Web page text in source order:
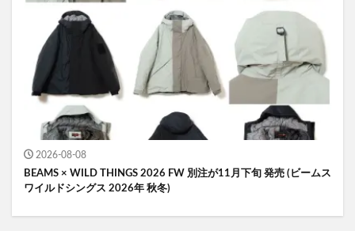
2026-08-08
BEAMS × WILD THINGS 2026 FW 別注が11月下旬 発売 (ビームス
ワイルドシングス 2026年 秋冬)